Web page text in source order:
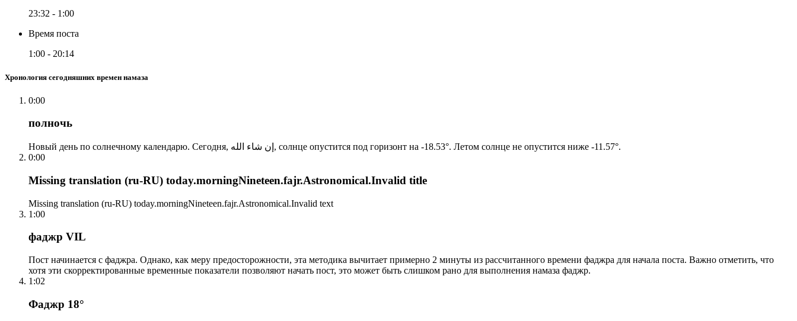
23:32 - 1:00
Время поста
1:00 - 20:14
Хронология сегодняшних времен намаза
0:00
полночь
Новый день по солнечному календарю. Сегодня, إن شاء الله, солнце опустится под горизонт на -18.53°. Летом солнце не опустится ниже -11.57°.
0:00
Missing translation (ru-RU) today.morningNineteen.fajr.Astronomical.Invalid title
Missing translation (ru-RU) today.morningNineteen.fajr.Astronomical.Invalid text
1:00
фаджр VIL
Пост начинается с фаджра. Однако, как меру предосторожности, эта методика вычитает примерно 2 минуты из рассчитанного времени фаджра для начала поста. Важно отметить, что
хотя эти скорректированные временные показатели позволяют начать пост, это может быть слишком рано для выполнения намаза фаджр.
1:02
Фаджр 18°